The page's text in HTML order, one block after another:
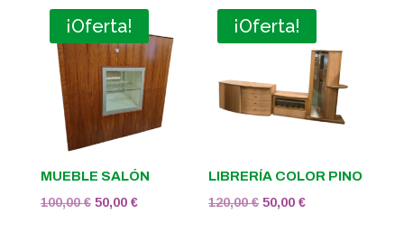
era:
150,00 €.
es:
¡Oferta!
MUEBLE SALÓN
100,00€ El
50,00 €El
¡Oferta!
LIBRERÍA COLOR PINO
120,00€ El
50,00€El